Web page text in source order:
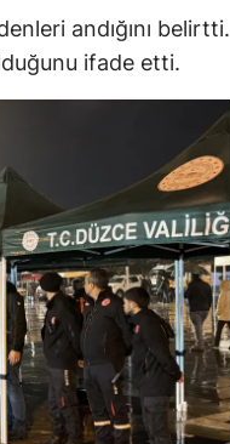
andığını belirtti.
ifade etti.